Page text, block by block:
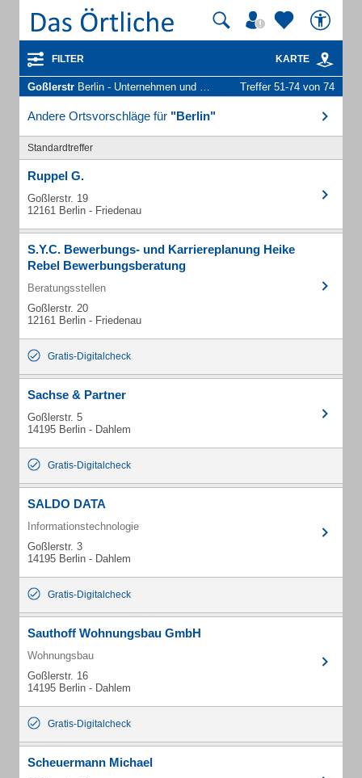
FILTER KARTE
Goßlerstr Berlin - Unternehmen und Personen Treffer 51-74 von 74
Andere Ortsvorschläge für "Berlin"
Standardtreffer
Ruppel G.
Goßlerstr. 19
12161 Berlin - Friedenau
S.Y.C. Bewerbungs- und Karriereplanung Heike
Rebel Bewerbungsberatung
Beratungsstellen
Goßlerstr. 20
12161 Berlin - Friedenau
Gratis-Digitalcheck
Sachse & Partner
Goßlerstr. 5
14195 Berlin - Dahlem
Gratis-Digitalcheck
SALDO DATA
Informationstechnologie
Goßlerstr. 3
14195 Berlin - Dahlem
Gratis-Digitalcheck
Sauthoff Wohnungsbau GmbH
Wohnungsbau
Goßlerstr. 16
14195 Berlin - Dahlem
Gratis-Digitalcheck
Scheuermann Michael